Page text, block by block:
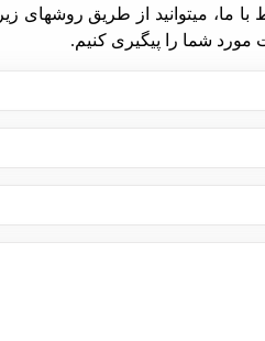
از طریق روشهای زیر اقدام
پیگیری کنیم.